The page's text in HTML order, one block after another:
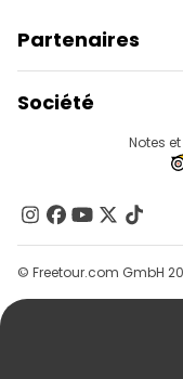
Partenaires
Connexion Du
Programme
Société
Contactez-Nous
Groupes
Aide
Notes
© Freetour.com GmbH